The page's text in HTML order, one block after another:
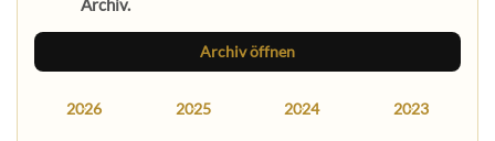
Archiv.
Archiv öffnen
2026 2025 2024 2023